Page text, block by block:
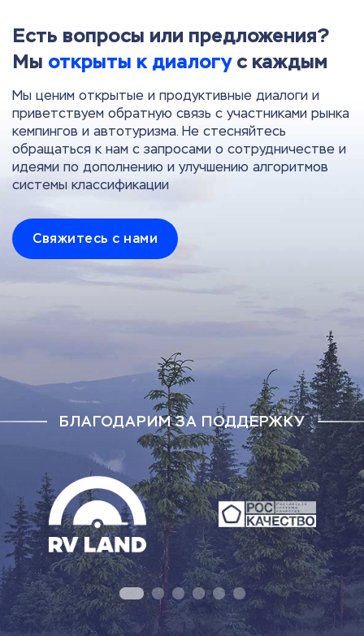
Есть вопросы или предложения?
Мы открыты к диалогус каждым
Мы ценим открытые и продуктивные диалоги и
приветствуем обратную связь с участниками рынка
кемпингов и автотуризма. Не стесняйтесь
обращаться к нам с запросами о сотрудничестве и
идеями по дополнению и улучшению алгоритмов
системы классификации
Свяжитесь с нами
БЛАГОДАРИМ ЗА ПОДДЕРЖКУ